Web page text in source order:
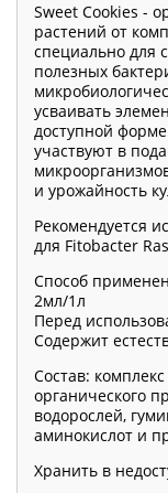
Sweet Cookies -
растений от
специально для
полезных
усваивать
доступной
участвуют в
и урожайность
Рекомендуется
для Fitobacter
Способ
2мл/1л
Перед
Содержит
Состав:
органического
водорослей,
аминокислот и
Хранить в